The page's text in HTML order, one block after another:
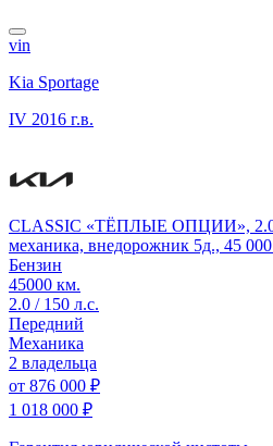
vin
Kia Sportage
IV 2016 г.в.
CLASSIC «ТЁПЛЫЕ ОПЦИИ», 2.0
механика, внедорожник 5д., 45
Бензин
45000 км.
2.0 / 150 л.с.
Передний
Механика
2 владельца
от 876 000 ₽
1 018 000 ₽